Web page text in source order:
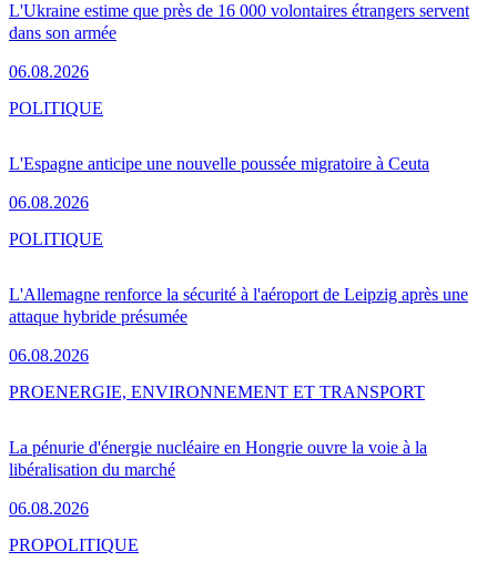
L'Ukraine estime que près de 16 000 volontaires étrangers servent
dans son armée
06.08.2026
L'Espagne anticipe une nouvelle poussée migratoire à Ceuta
06.08.2026
POLITIQUE
L'Allemagne renforce la sécurité à l'aéroport de Leipzig après une
attaque hybride présumée
06.08.2026
POLITIQUE
La pénurie d'énergie nucléaire en Hongrie ouvre la voie à la
libéralisation du marché
06.08.2026
PROENERGIE, ENVIRONNEMENT ET TRANSPORT
PROPOLITIQUE